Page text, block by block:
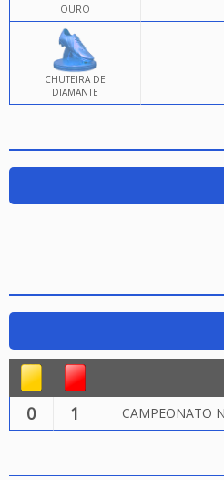
OURO
CHUTEIRA DE
DIAMANTE
0 1 CAMPEONATO